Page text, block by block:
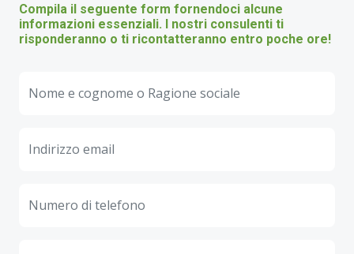
Compila il seguente form fornendoci alcune
informazioni essenziali. I nostri consulenti ti
risponderanno o ti ricontatteranno entro poche ore!